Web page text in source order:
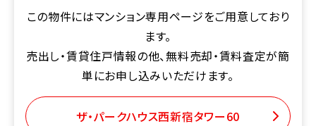
この物件にはマンション専用ページをご用意しており
ます。
売出し・賃貸住戸情報の他、無料売却・賃料査定が簡
単にお申し込みいただけます。
ザ・パークハウス西新宿タワー60